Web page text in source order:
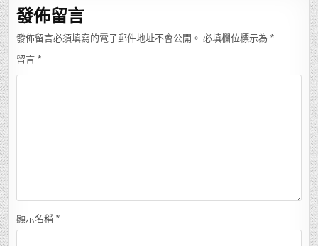
發佈留言
發佈留言必須填寫的電子郵件地址不會公開。 必填欄位標示為 *
留言 *
顯示名稱 *